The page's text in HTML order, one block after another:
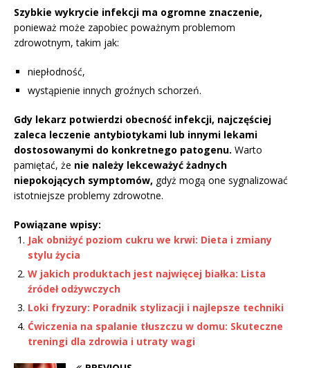
Szybkie wykrycie infekcji ma ogromne znaczenie,
ponieważ może zapobiec poważnym problemom
zdrowotnym, takim jak:
niepłodność,
wystąpienie innych groźnych schorzeń.
Gdy lekarz potwierdzi obecność infekcji, najczęściej
zaleca leczenie antybiotykami lub innymi lekami
dostosowanymi do konkretnego patogenu. Warto
pamiętać, że nie należy lekceważyć żadnych
niepokojących symptomów, gdyż mogą one sygnalizować
istotniejsze problemy zdrowotne.
Powiązane wpisy:
Jak obniżyć poziom cukru we krwi: Dieta i zmiany
stylu życia
W jakich produktach jest najwięcej białka: Lista
źródeł odżywczych
Loki fryzury: Poradnik stylizacji i najlepsze techniki
Ćwiczenia na spalanie tłuszczu w domu: Skuteczne
treningi dla zdrowia i utraty wagi